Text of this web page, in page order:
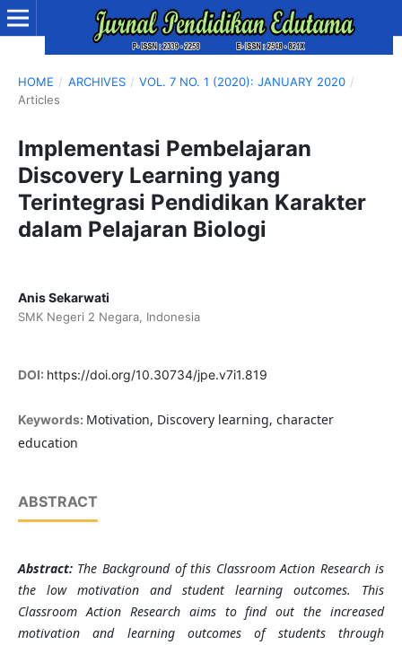
HOME / ARCHIVES / VOL. 7 NO. 1 (2020): JANUARY 2020 /
Articles
Implementasi Pembelajaran
Discovery Learning yang
Terintegrasi Pendidikan Karakter
dalam Pelajaran Biologi
Anis Sekarwati
SMK Negeri 2 Negara, Indonesia
DOI: https://doi.org/10.30734/jpe.v7i1.819
Keywords: Motivation, Discovery learning, character
education
ABSTRACT
Abstract: The Background of this Classroom Action Research is
the low motivation and student learning outcomes. This
Classroom Action Research aims to find out the increased
motivation and learning outcomes of students through